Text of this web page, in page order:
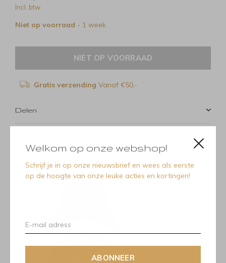
Welkom op onze webshop!
Schrijf je in op onze nieuwsbrief en wees als eerste
op de hoogte van onze leuke acties en kortingen!
ABONNEER
Incl. btw
Niet op voorraad - 1 week
NIET OP VOORRAAD
Gratis verzending Vanaf €50,-
Delen
Recente artikelen